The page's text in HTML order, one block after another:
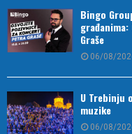
Bingo
Graše
06/08/
U Trebinju
muzike
06/08/